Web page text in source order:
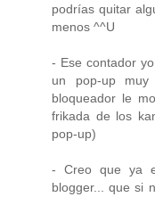
podrías quitar
menos ^^U
- Ese contador
un pop-up
bloqueador le
frikada de los
pop-up)
- Creo que ya
blogger... que si